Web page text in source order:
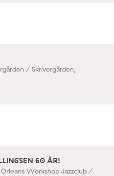
/ Skrivergården,
60 ÅR!
Workshop Jazzclub /